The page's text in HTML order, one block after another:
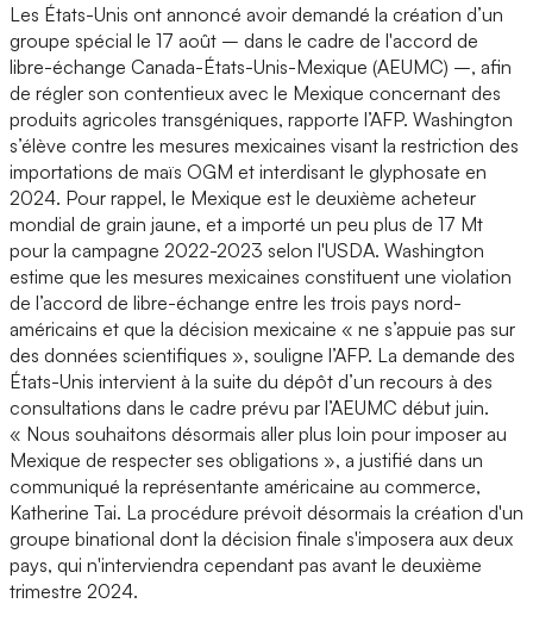
Les États-Unis ont annoncé avoir demandé la création d’un
groupe spécial le 17 août – dans le cadre de l'accord de
libre-échange Canada-États-Unis-Mexique (AEUMC) –, afin
de régler son contentieux avec le Mexique concernant des
produits agricoles transgéniques, rapporte l’AFP. Washington
s’élève contre les mesures mexicaines visant la restriction des
importations de maïs OGM et interdisant le glyphosate en
2024. Pour rappel, le Mexique est le deuxième acheteur
mondial de grain jaune, et a importé un peu plus de 17 Mt
pour la campagne 2022-2023 selon l'USDA. Washington
estime que les mesures mexicaines constituent une violation
de l’accord de libre-échange entre les trois pays nord-
américains et que la décision mexicaine « ne s’appuie pas sur
des données scientifiques », souligne l’AFP. La demande des
États-Unis intervient à la suite du dépôt d’un recours à des
consultations dans le cadre prévu par l’AEUMC début juin.
« Nous souhaitons désormais aller plus loin pour imposer au
Mexique de respecter ses obligations », a justifié dans un
communiqué la représentante américaine au commerce,
Katherine Tai. La procédure prévoit désormais la création d'un
groupe binational dont la décision finale s'imposera aux deux
pays, qui n'interviendra cependant pas avant le deuxième
trimestre 2024.